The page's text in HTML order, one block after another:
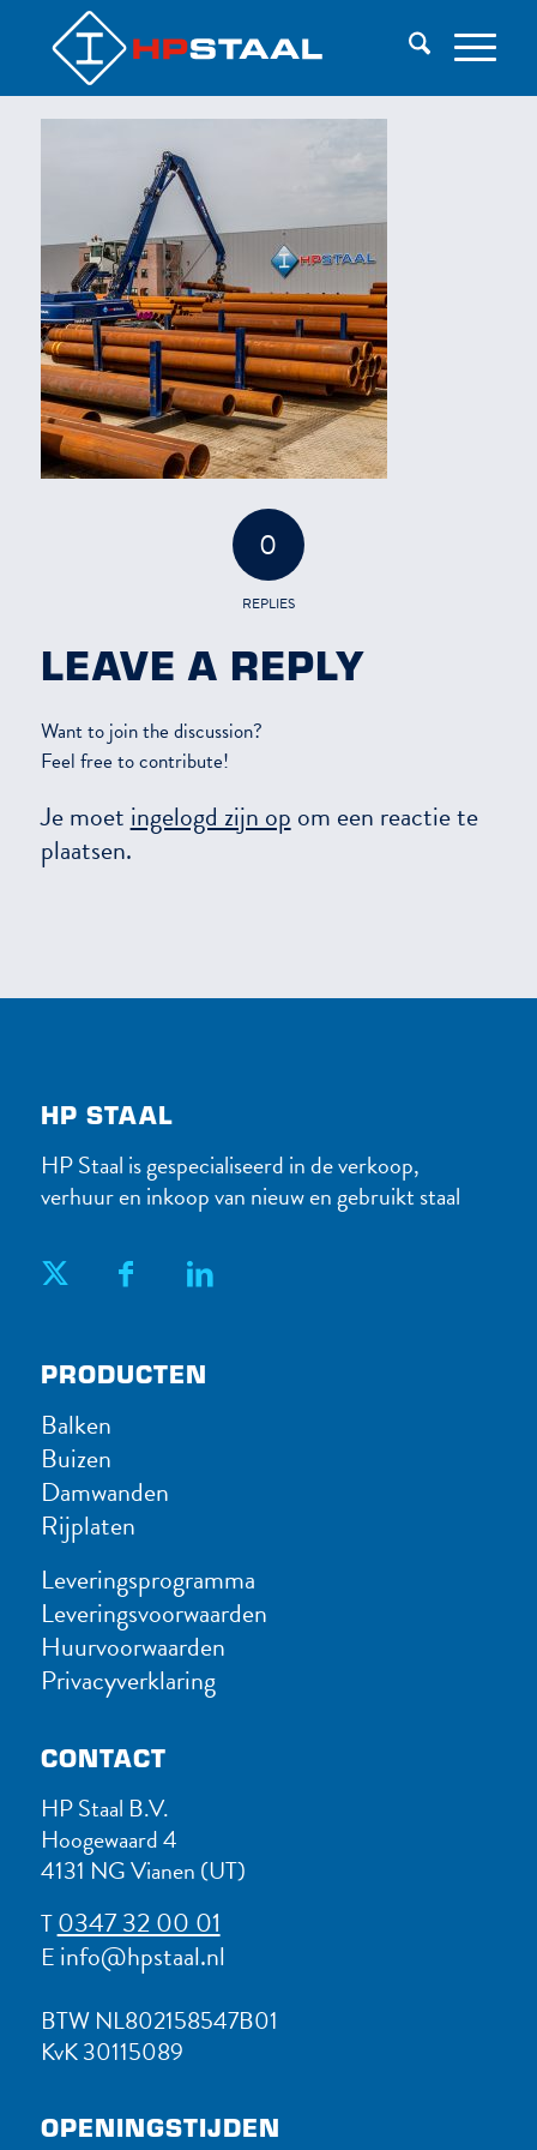
0
REPLIES
LEAVE A REPLY
Want to join the discussion?
Feel free to contribute!
Je moet ingelogd zijn op om een reactie te
plaatsen.
HP STAAL
HP Staal is gespecialiseerd in de verkoop,
verhuur en inkoop van nieuw en gebruikt staal
PRODUC​TEN
Balken
Buizen
Damwanden
Rijplaten
Leveringsprogramma
Leveringsvoorwaarden
Huurvoorwaarden
Privacyverklaring
CONTACT
HP Staal B.V.
Hoogewaard 4
4131 NG Vianen (UT)
T0347 32 00 01
E info@hpstaal.nl
BTW NL802158547B01
KvK 30115089
OPENINGSTIJDEN